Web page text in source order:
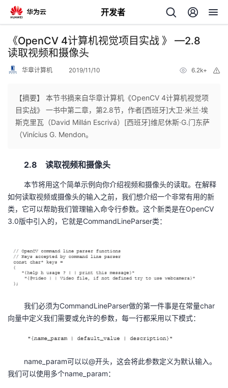
开发者
返
回
个
页
开
发
我
博
的
坛
我
圈
的
我
《OpenCV 4计算机视觉项目实战 》 —2.8
读取视频和摄像头
华章计算机 2019/11/10 6.2k+
【摘要】 本节书摘来自华章计算机《OpenCV 4计算机视觉项
目实战》 一书中第二章，第2.8节，作者[西班牙]大卫·米兰·埃
斯克里瓦（David Millán Escrivá）[西班牙]维尼休斯·G.门东萨
（Vinícius G. Mendon。
2.8 读取视频和摄像头
本节将用这个简单示例向你介绍视频和摄像头的读取。在解释
如何读取视频或摄像头的输入之前，我们想介绍一个非常有用的新
类，它可以帮助我们管理输入命令行参数。这个新类是在OpenCV
3.0版中引入的，它就是CommandLineParser类：
我们必须为CommandLineParser做的第一件事是在常量char
向量中定义我们需要或允许的参数，每一行都采用以下模式：
name_param可以以@开头，这会将此参数定义为默认输入。
我们可以使用多个name_param：